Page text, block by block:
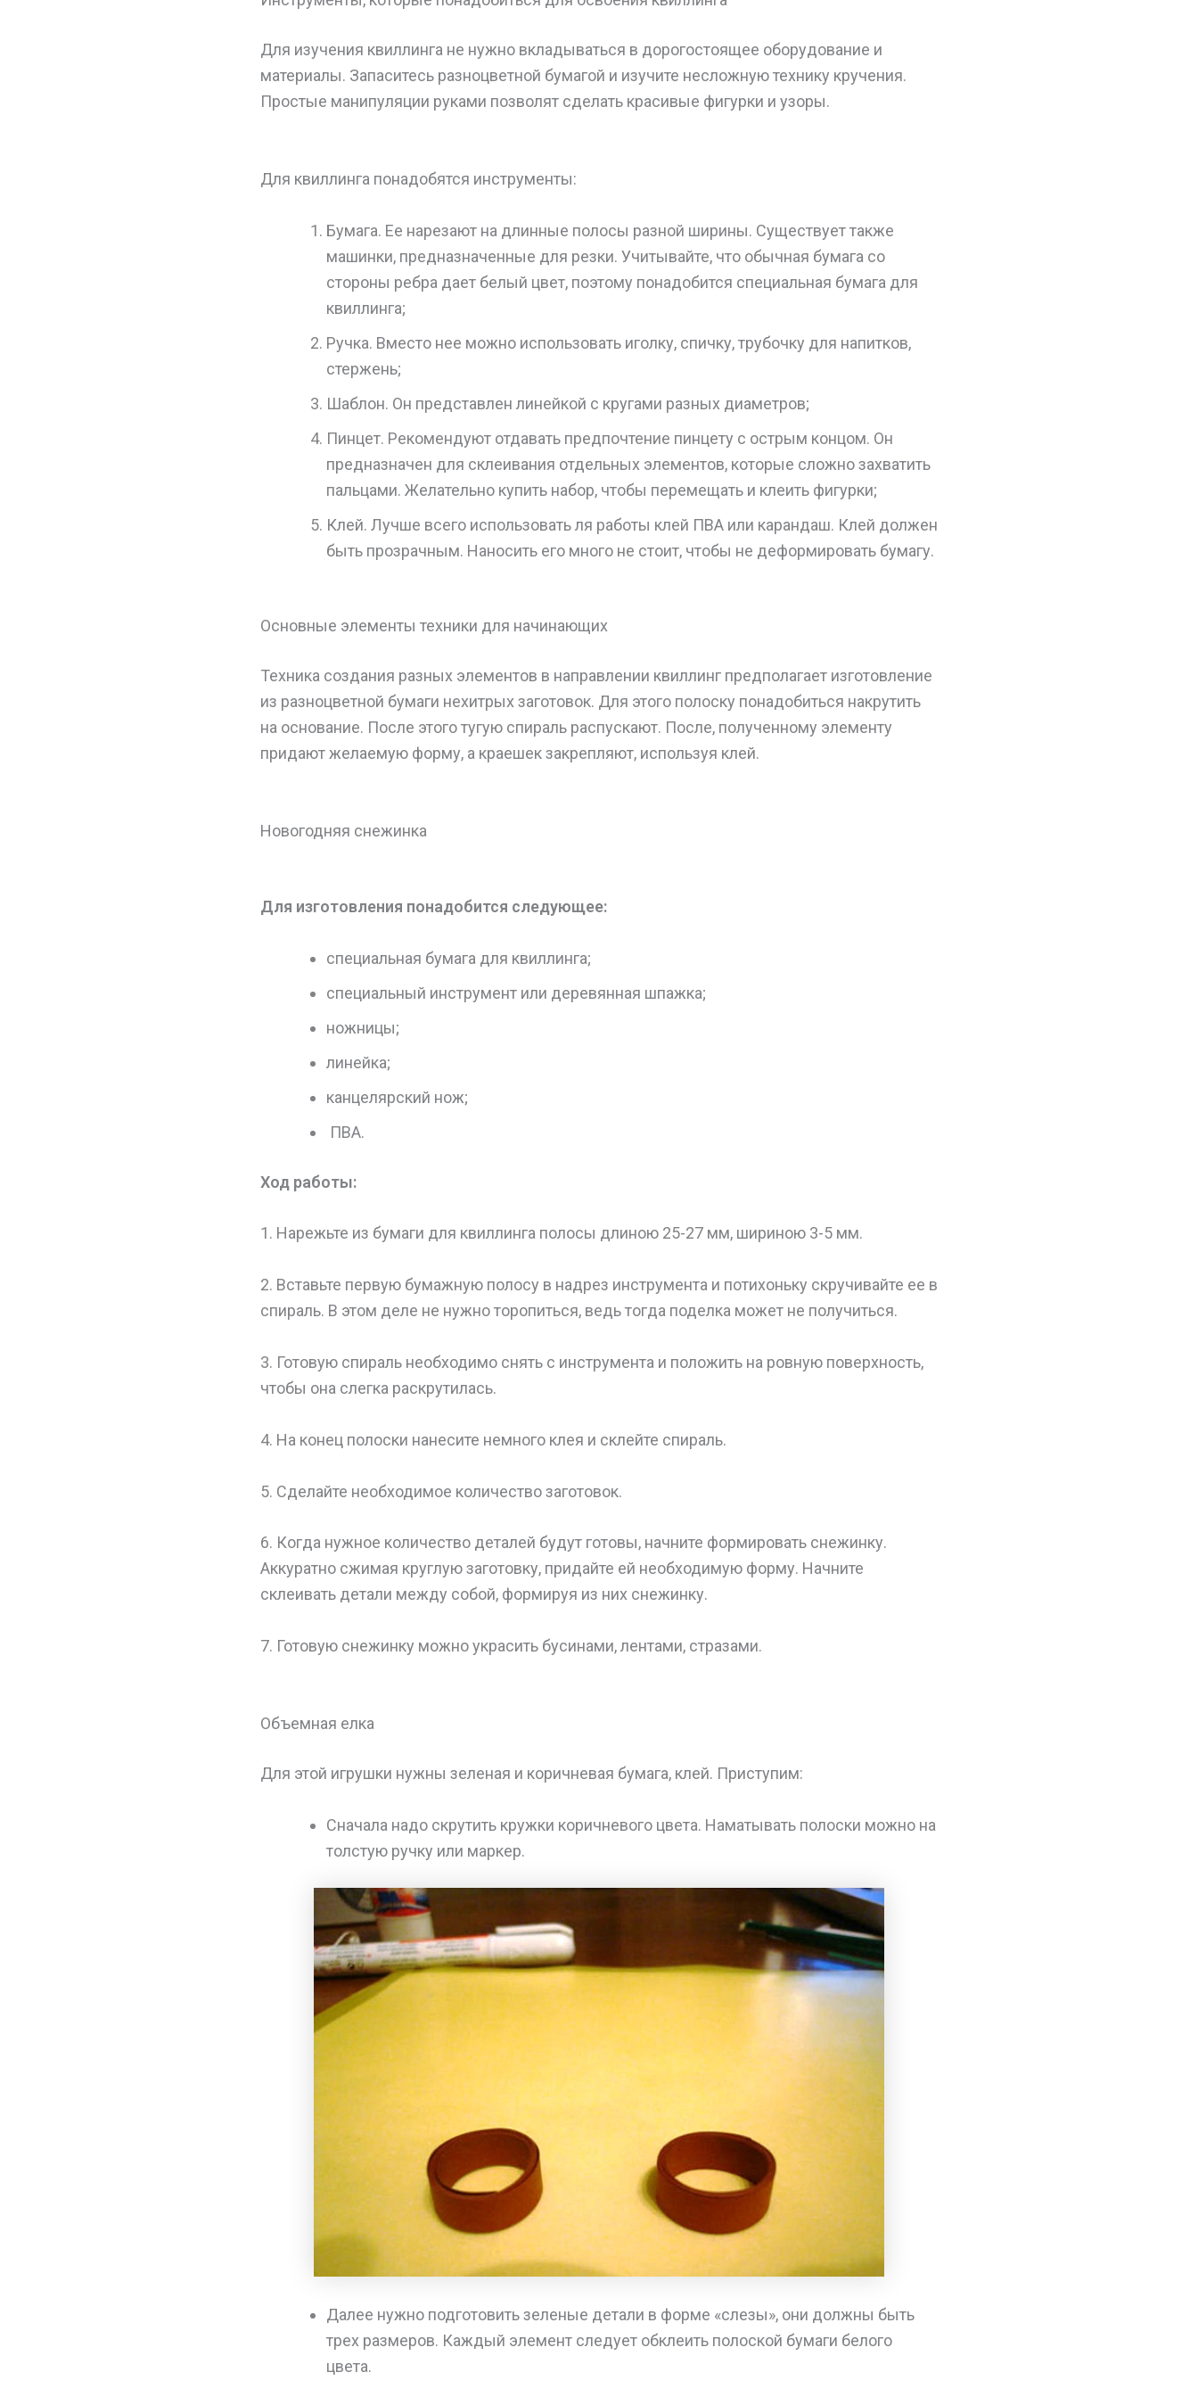
Для изучения квиллинга не нужно вкладываться в дорогостоящее оборудование и
материалы. Запаситесь разноцветной бумагой и изучите несложную технику кручения.
Простые манипуляции руками позволят сделать красивые фигурки и узоры.
Для квиллинга понадобятся инструменты:
Бумага. Ее нарезают на длинные полосы разной ширины. Существует также
машинки, предназначенные для резки. Учитывайте, что обычная бумага со
стороны ребра дает белый цвет, поэтому понадобится специальная бумага для
квиллинга;
Ручка. Вместо нее можно использовать иголку, спичку, трубочку для напитков,
стержень;
Шаблон. Он представлен линейкой с кругами разных диаметров;
Пинцет. Рекомендуют отдавать предпочтение пинцету с острым концом. Он
предназначен для склеивания отдельных элементов, которые сложно захватить
пальцами. Желательно купить набор, чтобы перемещать и клеить фигурки;
Клей. Лучше всего использовать ля работы клей ПВА или карандаш. Клей должен
быть прозрачным. Наносить его много не стоит, чтобы не деформировать бумагу.
Основные элементы техники для начинающих
Техника создания разных элементов в направлении квиллинг предполагает изготовление
из разноцветной бумаги нехитрых заготовок. Для этого полоску понадобиться накрутить
на основание. После этого тугую спираль распускают. После, полученному элементу
придают желаемую форму, а краешек закрепляют, используя клей.
Новогодняя снежинка
Для изготовления понадобится следующее:
специальная бумага для квиллинга;
специальный инструмент или деревянная шпажка;
ножницы;
линейка;
канцелярский нож;
ПВА.
Ход работы:
1. Нарежьте из бумаги для квиллинга полосы длиною 25-27 мм, шириною 3-5 мм.
2. Вставьте первую бумажную полосу в надрез инструмента и потихоньку скручивайте ее в
спираль. В этом деле не нужно торопиться, ведь тогда поделка может не получиться.
3. Готовую спираль необходимо снять с инструмента и положить на ровную поверхность,
чтобы она слегка раскрутилась.
4. На конец полоски нанесите немного клея и склейте спираль.
5. Сделайте необходимое количество заготовок.
6. Когда нужное количество деталей будут готовы, начните формировать снежинку.
Аккуратно сжимая круглую заготовку, придайте ей необходимую форму. Начните
склеивать детали между собой, формируя из них снежинку.
7. Готовую снежинку можно украсить бусинами, лентами, стразами.
Объемная елка
Для этой игрушки нужны зеленая и коричневая бумага, клей. Приступим:
Сначала надо скрутить кружки коричневого цвета. Наматывать полоски можно на
толстую ручку или маркер.
Далее нужно подготовить зеленые детали в форме «слезы», они должны быть
трех размеров. Каждый элемент следует обклеить полоской бумаги белого
цвета.